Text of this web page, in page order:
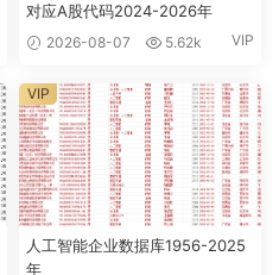
对应A股代码2024-2026年
2026-08-07 5.62k VIP
人工智能企业数据库1956-2025
年
VIP